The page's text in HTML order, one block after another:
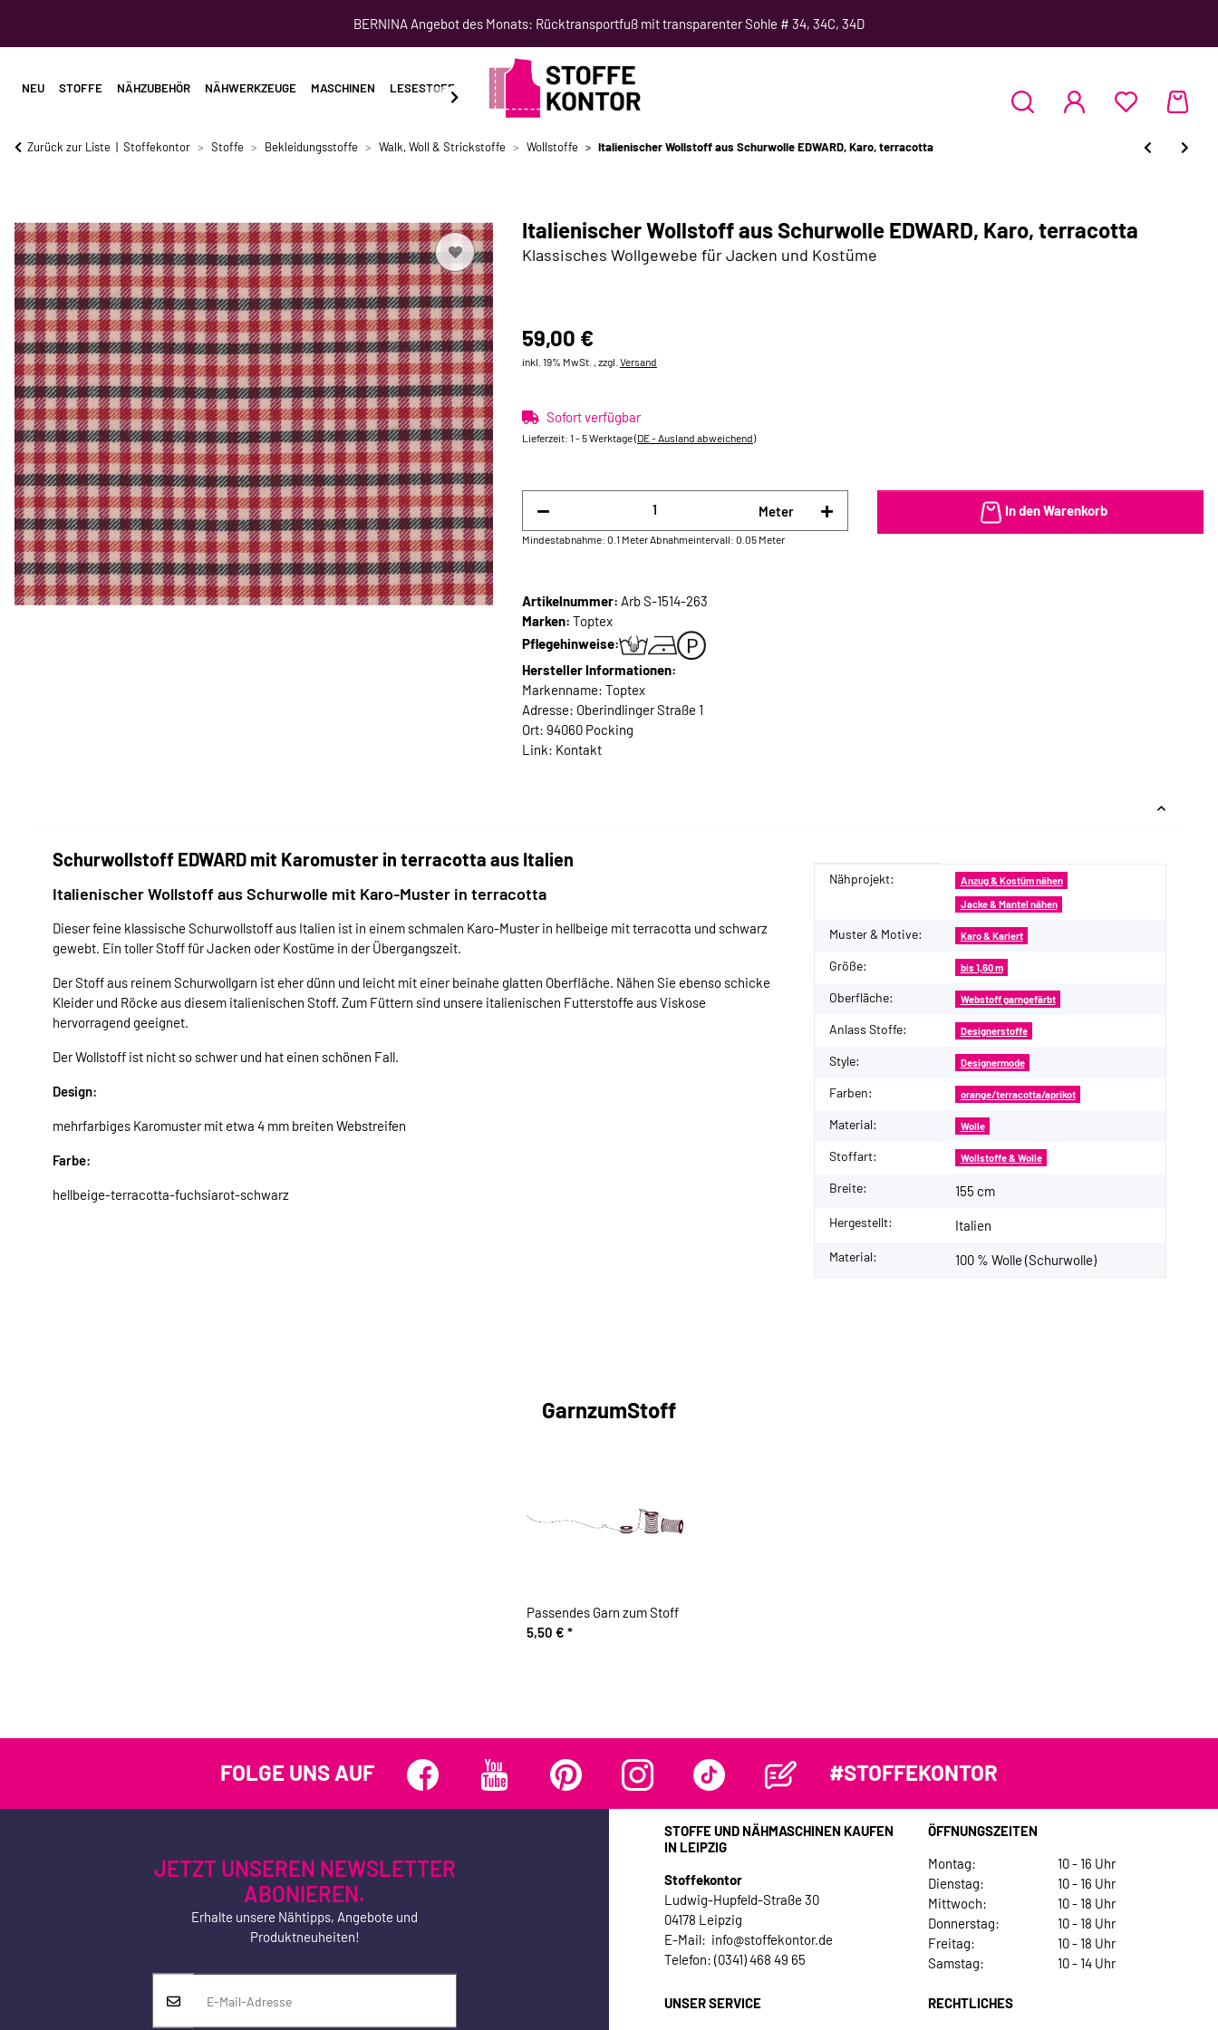
BERNINA Angebot des Monats: Rücktransportfuß mit transparenter Sohle # 34, 34C, 34D
NEU STOFFE NÄHZUBEHÖR NÄHWERKZEUGE MASCHINEN LESESTOFF SCHNITTMUSTER NÄHKURSE
Zurück zur Liste Stoffekontor Stoffe Bekleidungsstoffe Walk, Woll & Strickstoffe Wollstoffe Italienischer Wollstoff aus Schurwolle EDWARD, Karo, terracotta
Italienischer Wollstoff aus Schurwolle EDWARD, Karo, terracotta
Klassisches Wollgewebe für Jacken und Kostüme
59,00 €
inkl. 19% MwSt. , zzgl. Versand
Sofort verfügbar
Lieferzeit: 1 - 5 Werktage(DE - Ausland abweichend)
Meter
Mindestabnahme: 0.1 MeterAbnahmeintervall: 0.05 Meter
In den Warenkorb
Artikelnummer: Arb S-1514-263
Marken: Toptex
Pflegehinweise:
Hersteller Informationen:
Markenname: Toptex
Adresse: Oberindlinger Straße 1
Ort: 94060 Pocking
Link: Kontakt
Schurwollstoff EDWARD mit Karomuster in terracotta aus Italien
Italienischer Wollstoff aus Schurwolle mit Karo-Muster in terracotta
Dieser feine klassische Schurwollstoff aus Italien ist in einem schmalen Karo-Muster in hellbeige mit terracotta und schwarz
gewebt. Ein toller Stoff für Jacken oder Kostüme in der Übergangszeit.
Der Stoff aus reinem Schurwollgarn ist eher dünn und leicht mit einer beinahe glatten Oberfläche. Nähen Sie ebenso schicke
Kleider und Röcke aus diesem italienischen Stoff. Zum Füttern sind unsere italienischen Futterstoffe aus Viskose
hervorragend geeignet.
Der Wollstoff ist nicht so schwer und hat einen schönen Fall.
Design:
mehrfarbiges Karomuster mit etwa 4 mm breiten Webstreifen
Farbe:
hellbeige-terracotta-fuchsiarot-schwarz
Produkteigenschaft
Wert
Nähprojekt: Anzug & Kostüm nähen
Jacke & Mantel nähen
Muster & Motive: Karo & Kariert
Größe: bis 1,60 m
Oberfläche: Webstoff garngefärbt
Anlass Stoffe: Designerstoffe
Style: Designermode
Farben: orange/terracotta/aprikot
Material: Wolle
Stoffart: Wollstoffe & Wolle
Breite: 155 cm
Hergestellt: Italien
Material: 100 % Wolle (Schurwolle)
GarnzumStoff
Passendes Garn zum Stoff
5,50 € *
FOLGE UNS AUF #STOFFEKONTOR
JETZT UNSEREN NEWSLETTER
ABONIEREN.
Erhalte unsere Nähtipps, Angebote und
Produktneuheiten!
STOFFE UND NÄHMASCHINEN KAUFEN
IN LEIPZIG
Stoffekontor
Ludwig-Hupfeld-Straße 30
04178 Leipzig
E-Mail: info@stoffekontor.de
Telefon: (0341) 468 49 65
ÖFFNUNGSZEITEN
Montag:
10 - 16 Uhr
Dienstag:
10 - 16 Uhr
Mittwoch:
10 - 18 Uhr
Donnerstag:
10 - 18 Uhr
Freitag:
10 - 18 Uhr
Samstag:
10 - 14 Uhr
UNSER SERVICE
RECHTLICHES